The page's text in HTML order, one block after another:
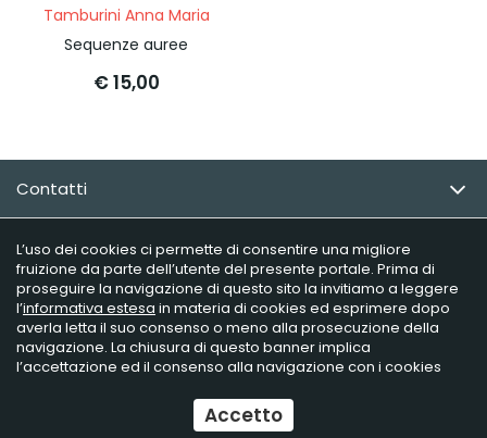
Tamburini Anna Maria
Sequenze auree
€ 15,00
Contatti
Email Newsletter
Info utili
Raffaelli Editore - P.iva 02181230406
Ecommerce by Daisuke
L’uso dei cookies ci permette di consentire una migliore
fruizione da parte dell’utente del presente portale. Prima di
proseguire la navigazione di questo sito la invitiamo a leggere
l’informativa estesa in materia di cookies ed esprimere dopo
averla letta il suo consenso o meno alla prosecuzione della
navigazione. La chiusura di questo banner implica
l’accettazione ed il consenso alla navigazione con i cookies
Accetto